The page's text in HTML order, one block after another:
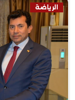
الرياضة